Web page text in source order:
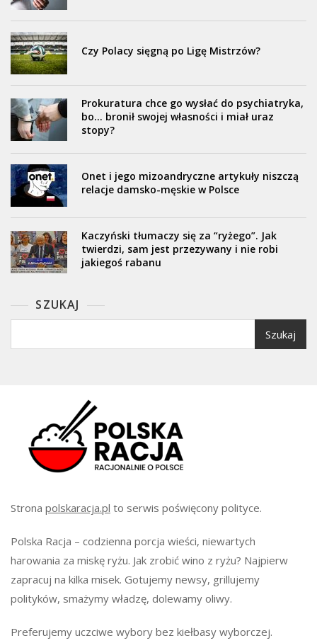
Czy Polacy sięgną po Ligę Mistrzów?
Prokuratura chce go wysłać do psychiatryka,
bo… bronił swojej własności i miał uraz
stopy?
Onet i jego mizoandryczne artykuły niszczą
relacje damsko-męskie w Polsce
Kaczyński tłumaczy się za “ryżego”. Jak
twierdzi, sam jest przezywany i nie robi
jakiegoś rabanu
SZUKAJ
Szukaj
Strona polskaracja.pl to serwis poświęcony polityce.
Polska Racja – codzienna porcja wieści, niewartych
harowania za miskę ryżu. Jak zrobić wino z ryżu? Najpierw
zapracuj na kilka misek. Gotujemy newsy, grillujemy
polityków, smażymy władzę, dolewamy oliwy.
Preferujemy uczciwe wybory bez kiełbasy wyborczej.